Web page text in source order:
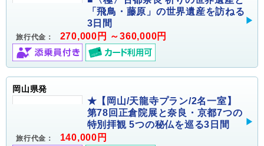
「飛鳥・藤原」の世界遺産を訪ねる
3日間
旅行代金： 270,000円 ～360,000円
岡山県発
★【岡山/天龍寺プラン/2名一室】
第78回正倉院展と奈良・京都7つの
特別拝観 5つの秘仏を巡る3日間
旅行代金： 140,000円